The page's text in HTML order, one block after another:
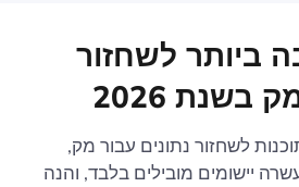
ביותר לשחזור
בשנת 2026
לשחזור נתונים עבור מק,
יישומים מובילים בלבד, והנה